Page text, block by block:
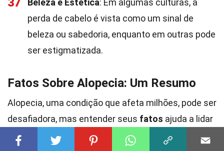
Beleza e Estética: Em algumas culturas, a
perda de cabelo é vista como um sinal de
beleza ou sabedoria, enquanto em outras pode
ser estigmatizada.
Fatos Sobre Alopecia: Um Resumo
Alopecia, uma condição que afeta milhões, pode ser
desafiadora, mas entender seus fatos ajuda a lidar
melhor com ela. Saber que existem diferentes